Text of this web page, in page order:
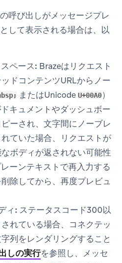
呼び出しがメッセージプレ
して表示される場合は、以
ペース: Brazeはリクエスト
ドコンテンツURLからノー
またはUnicode U+00A0）
キュメントやダッシュボー
ーされ、文字間にノーブレ
ていた場合、リクエストが
ボディが返されない可能性
ーンテキストで再入力する
除してから、再度プレビュ
ィ: ステータスコード300以
れている場合、コネクテッ
列をレンダリングすること
しの実行を参照し、 メッセ